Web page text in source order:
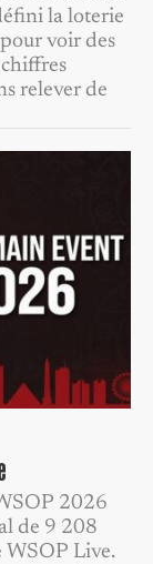
la loterie
voir des
chiffres
relever de
2026
de 9 208
WSOP Live.